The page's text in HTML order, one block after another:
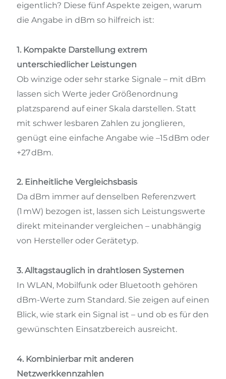
eigentlich? Diese fünf Aspekte zeigen, warum
die Angabe in dBm so hilfreich ist:
1. Kompakte Darstellung extrem
unterschiedlicher Leistungen
Ob winzige oder sehr starke Signale – mit dBm
lassen sich Werte jeder Größenordnung
platzsparend auf einer Skala darstellen. Statt
mit schwer lesbaren Zahlen zu jonglieren,
genügt eine einfache Angabe wie –15 dBm oder
+27 dBm.
2. Einheitliche Vergleichsbasis
Da dBm immer auf denselben Referenzwert
(1 mW) bezogen ist, lassen sich Leistungswerte
direkt miteinander vergleichen – unabhängig
von Hersteller oder Gerätetyp.
3. Alltagstauglich in drahtlosen Systemen
In WLAN, Mobilfunk oder Bluetooth gehören
dBm-Werte zum Standard. Sie zeigen auf einen
Blick, wie stark ein Signal ist – und ob es für den
gewünschten Einsatzbereich ausreicht.
4. Kombinierbar mit anderen
Netzwerkkennzahlen